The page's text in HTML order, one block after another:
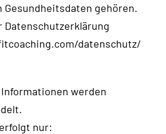
Gesundheitsdaten gehören.
Datenschutzerklärung
datenschutz/
werden
nur: